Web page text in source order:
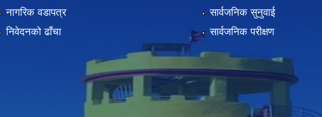
नागरिक वडापत्र
निवेदनको ढाँचा
सार्वजनिक सुनुवाई
सार्वजनिक परीक्षण